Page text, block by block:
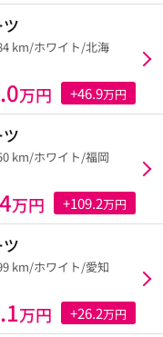
km/ホワイト/北海
万円 +46.9万円
km/ホワイト/福岡
万円 +109.2万円
km/ホワイト/愛知
万円 +26.2万円